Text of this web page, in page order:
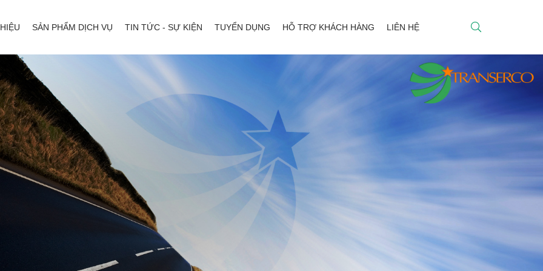
SẢN PHẨM DỊCH VỤ TIN TỨC - SỰ KIỆN TUYỂN DỤNG HỖ TRỢ KHÁCH HÀNG LIÊN HỆ